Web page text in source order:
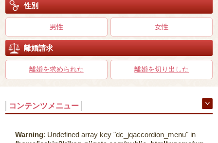
性別
男性 女性
離婚請求
離婚を求められた 離婚を切り出した
コンテンツメニュー
Warning: Undefined array key "dc_jqaccordion_menu" in